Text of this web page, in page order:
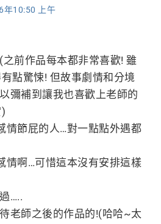
年10:50 上午
前作品每本都非常喜歡! 雖
點驚悚! 但故事劇情和分境
彌補到讓我也喜歡上老師的
情節屁的人…對一點點外遇都
情啊…可惜這本沒有安排這樣
…..
老師之後的作品的!(哈哈~太